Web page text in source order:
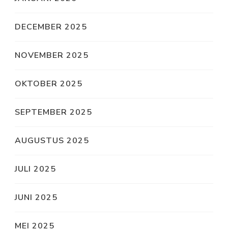
DECEMBER 2025
NOVEMBER 2025
OKTOBER 2025
SEPTEMBER 2025
AUGUSTUS 2025
JULI 2025
JUNI 2025
MEI 2025